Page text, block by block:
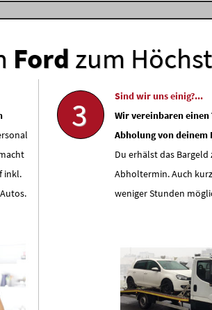
Ford zum
inkl.
3
Sind wir uns einig?...
Wir vereinbaren
Abholung von deinem
Du erhälst das
Abholtermin. Auch
weniger Stunden